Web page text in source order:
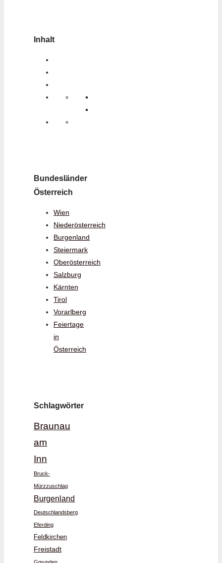
Inhalt
Bundesländer
Österreich
Wien
Niederösterreich
Burgenland
Steiermark
Oberösterreich
Salzburg
Kärnten
Tirol
Vorarlberg
Feiertage
in
Österreich
Schlagwörter
Braunau
am
Inn
Bruck-
Mürzzuschlag
Burgenland
Deutschlandsberg
Eferding
Feldkirchen
Freistadt